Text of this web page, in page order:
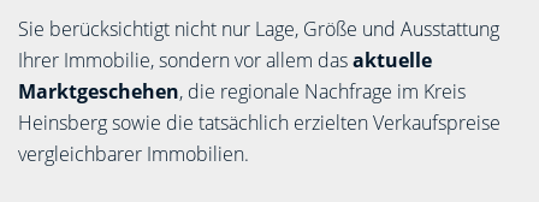
Sie berücksichtigt nicht nur Lage, Größe und Ausstattung
Ihrer Immobilie, sondern vor allem dasaktuelle
Marktgeschehen, die regionale Nachfrage im Kreis
Heinsberg sowie die tatsächlich erzielten Verkaufspreise
vergleichbarer Immobilien.